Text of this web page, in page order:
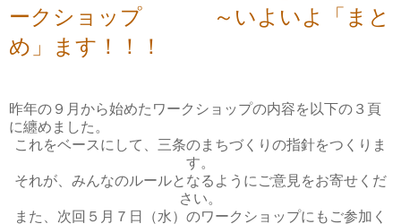
ークショップ ～いよいよ「まと
め」ます！！！
昨年の９月から始めたワークショップの内容を以下の３頁
に纏めました。
これをベースにして、三条のまちづくりの指針をつくりま
す。
それが、みんなのルールとなるようにご意見をお寄せくだ
さい。
また、次回５月７日（水）のワークショップにもご参加く